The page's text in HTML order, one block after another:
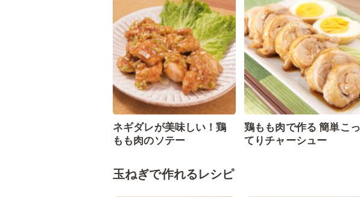
ネギダレが美味しい！鶏
もも肉のソテー
鶏もも肉で作る 簡単こっ
てりチャーシュー
玉ねぎで作れるレシピ